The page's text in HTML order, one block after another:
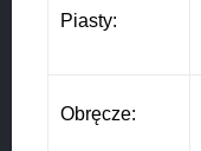
Piasty:
Obręcze: